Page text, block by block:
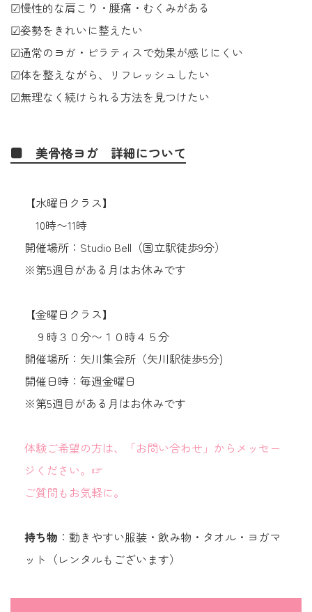
☑慢性的な肩こり・腰痛・むくみがある
☑姿勢をきれいに整えたい
☑通常のヨガ・ピラティスで効果が感じにくい
☑体を整えながら、リフレッシュしたい
☑無理なく続けられる方法を見つけたい
■ 美骨格ヨガ 詳細について
【水曜日クラス】
10時〜11時
開催場所：Studio Bell（国立駅徒歩9分）
※第5週目がある月はお休みです
【金曜日クラス】
９時３０分〜１０時４５分
開催場所：矢川集会所（矢川駅徒歩5分)
開催日時：毎週金曜日
※第5週目がある月はお休みです
体験ご希望の方は、「お問い合わせ」からメッセー
ジください。☞
ご質問もお気軽に。
持ち物 ：動きやすい服装・飲み物・タオル・ヨガマ
ット（レンタルもございます）